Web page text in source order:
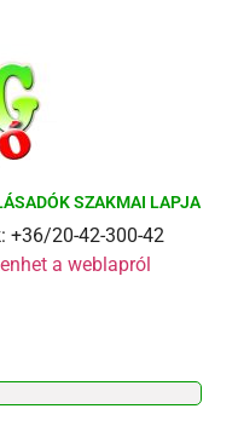
SZAKMAI LAPJA
+36/20-42-300-42
a weblapról